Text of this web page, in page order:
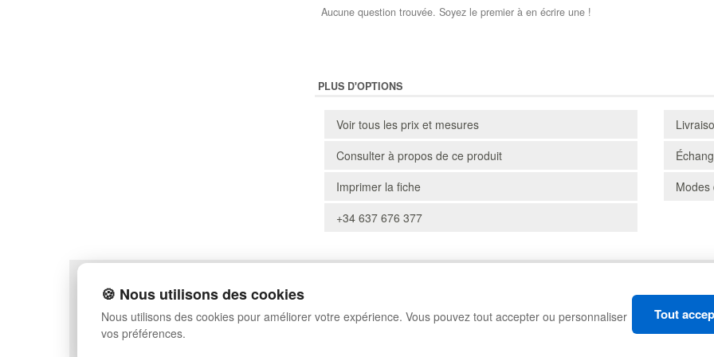
Aucune question trouvée. Soyez le premier à en écrire une !
PLUS D'OPTIONS
Voir tous les prix et mesures
Consulter à propos de ce produit
Imprimer la fiche
+34 637 676 377
Modes
POLITIQUE DE CONFIDENTIALITÉ
CONDITIONS D'UTILISATION
ÉCHANGES ET RETOURS
CONTACT
PLAN DU SITE
FAQ
CONNEXION
RAYONNAGES
MANUTENTION
GESTION DES DÉCHETS
🍪 Nous utilisons des cookies
Nous utilisons des cookies pour améliorer votre expérience. Vous pouvez tout accepter ou personnaliser
vos préférences.
Tout